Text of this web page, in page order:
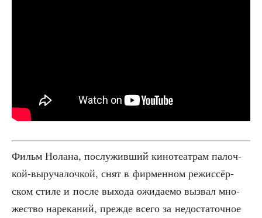
Фильм Нола­на, послу­жив­ший кино­те­ат­рам палоч­
кой-выру­ча­лоч­кой, снят в фир­мен­ном режис­сёр­
ском сти­ле и после выхо­да ожи­да­е­мо вызвал мно­
же­ство наре­ка­ний, преж­де все­го за недо­ста­точ­ное